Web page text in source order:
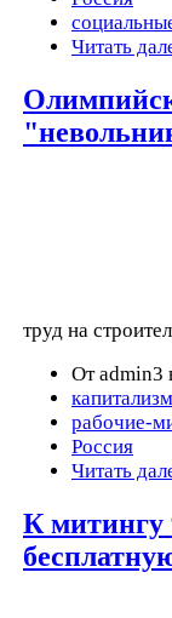
Читать
труд на
От admin3
капитализм
рабочие-
Россия
Читать
К митингу